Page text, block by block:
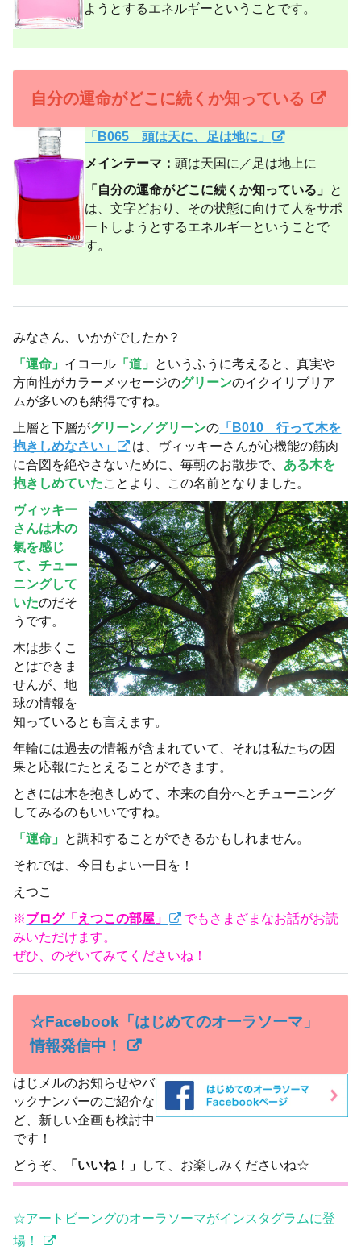
ようとするエネルギーということです。
自分の運命がどこに続くか知っている
「B065 頭は天に、足は地に」
メインテーマ：頭は天国に／足は地上に
「自分の運命がどこに続くか知っている」 と
は、文字どおり、その状態に向けて人をサポ
ートしようとするエネルギーということで
す。
みなさん、いかがでしたか？
「運命」 イコール 「道」 というふうに考えると、真実や
方向性がカラーメッセージのグリーンのイクイリブリア
ムが多いのも納得ですね。
上層と下層がグリーン／グリーンの 「B010 行って木を
抱きしめなさい」
は、ヴィッキーさんが心機能の筋肉
に合図を絶やさないために、毎朝のお散歩で、 ある木を
抱きしめていたことより、この名前となりました。
ヴィッキー
さんは木の
氣を感じ
て、チュー
ニングして
いたのだそ
うです。
木は歩くこ
とはできま
せんが、地
球の情報を
知っているとも言えます。
年輪には過去の情報が含まれていて、それは私たちの因
果と応報にたとえることができます。
ときには木を抱きしめて、本来の自分へとチューニング
してみるのもいいですね。
「運命」 と調和することができるかもしれません。
それでは、今日もよい一日を！
えつこ
※ブログ「えつこの部屋」
でもさまざまなお話がお読
みいただけます。
ぜひ、のぞいてみてくださいね！
☆Facebook「はじめてのオーラソーマ」
情報発信中！
はじメルのお知らせやバ
ックナンバーのご紹介な
ど、新しい企画も検討中
です！
どうぞ、
「いいね！」 して、お楽しみくださいね☆
☆アートビーングのオーラソーマがインスタグラムに登
場！